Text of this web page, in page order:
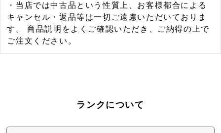
・当店では中古品という性質上、お客様都合による
キャンセル・返品等は一切ご遠慮いただいておりま
す。 商品説明をよくご確認いただき、ご納得の上で
ご注文ください。
ランクについて